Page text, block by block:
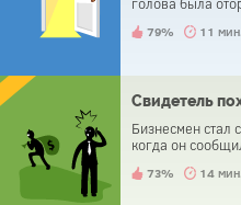
79% 11
Свидетель
Бизнесмен стал
когда он
73% 14